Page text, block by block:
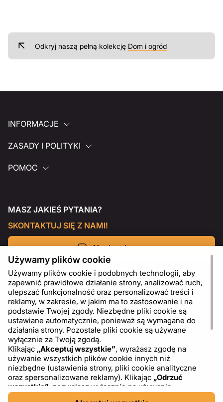
Odkryj naszą pełną kolekcję Dom i ogród
INFORMACJE
ZASADY I POLITYKI
POMOC
MASZ JAKIEŚ PYTANIA?
SKONTAKTUJ SIĘ Z NAMI!
Napisz do nas
PL USD - US Dollar ($)
Używamy plików cookie
Używamy plików cookie i podobnych technologii, aby
zapewnić prawidłowe działanie strony, analizować ruch,
ulepszać funkcjonalność oraz personalizować treści i
reklamy, w zakresie, w jakim ma to zastosowanie i na
podstawie Twojej zgody. Niezbędne pliki cookie są
ustawiane automatycznie, ponieważ są wymagane do
działania strony. Pozostałe pliki cookie są używane
wyłącznie za Twoją zgodą.
Klikając „Akceptuj wszystkie”, wyrażasz zgodę na
używanie wszystkich plików cookie innych niż
niezbędne (ustawienia strony, pliki cookie analityczne
oraz spersonalizowane reklamy). Klikając „Odrzuć
wszystkie” , zezwalasz wyłącznie na używanie
niezbędnych plików cookie. Klikając